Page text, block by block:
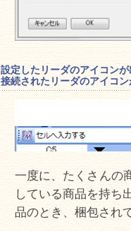
設定したリーダのアイコン
接続されたリーダのアイコ
一度に、たくさんの
している商品を持ち
品のとき、梱包され